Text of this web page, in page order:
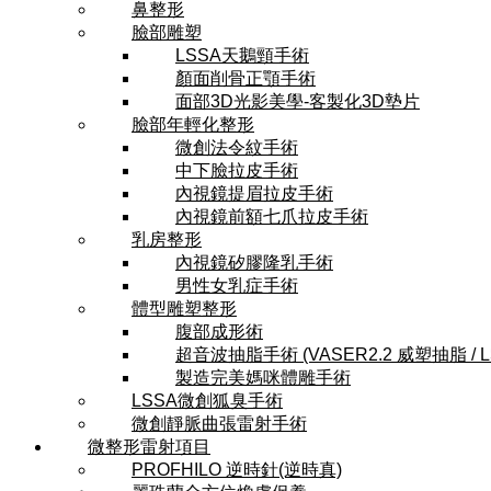
鼻整形
臉部雕塑
LSSA天鵝頸手術
顏面削骨正顎手術
面部3D光影美學-客製化3D墊片
臉部年輕化整形
微創法令紋手術
中下臉拉皮手術
內視鏡提眉拉皮手術
內視鏡前額七爪拉皮手術
乳房整形
內視鏡矽膠隆乳手術
男性女乳症手術
體型雕塑整形
腹部成形術
超音波抽脂手術 (VASER2.2 威塑抽脂 /
製造完美媽咪體雕手術
LSSA微創狐臭手術
微創靜脈曲張雷射手術
微整形雷射項目
PROFHILO 逆時針(逆時真)